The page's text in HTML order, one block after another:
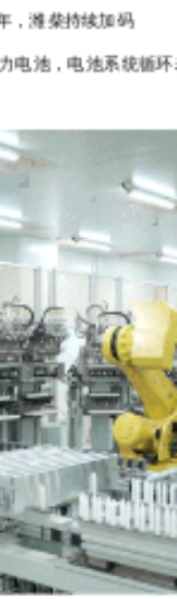
，潍柴持续加码
电池，电池系统循